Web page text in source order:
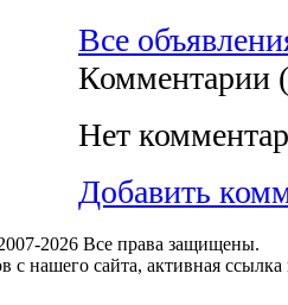
Все
Комментарии (
Нет
Добавить
2026 Все права защищены.
с нашего сайта, активная